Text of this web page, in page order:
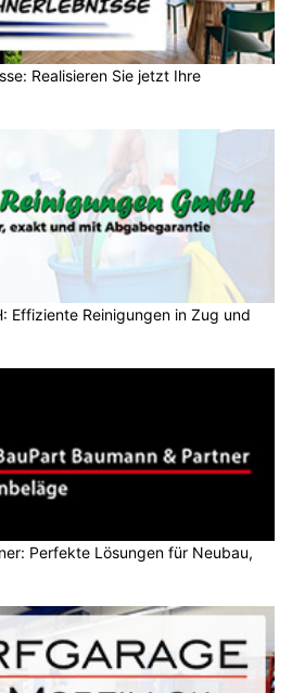
Realisieren Sie jetzt Ihre
Effiziente Reinigungen in Zug und
Perfekte Lösungen für Neubau,